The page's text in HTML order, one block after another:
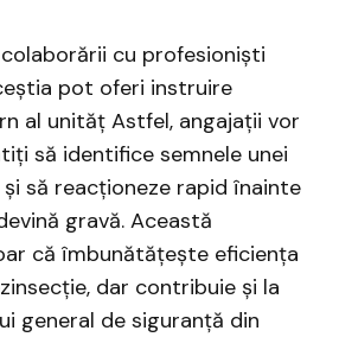
cu profesioniști
pot oferi instruire
al unităț Astfel, angajații vor
să identifice semnele unei
să reacționeze rapid înainte
gravă. Această
că îmbunătățește eficiența
dar contribuie și la
general de siguranță din